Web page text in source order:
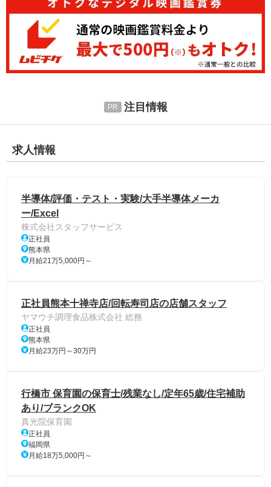
注目情報
求人情報
半導体/評価・テスト・実験/大手半導体メーカ
ー/Excel
株式会社スタッフサービス
正社員
熊本県
月給21万5,000円～
正社員熊本十禅寺店/回転寿司店の店舗スタッフ
ヤマウチ調理食品株式会社 総務
正社員
熊本県
月給23万円～30万円
行橋市 保育園の保育士/残業なし/定年65歳/住宅補助
あり/ブランクOK
真光院保育園
正社員
福岡県
月給18万5,000円～